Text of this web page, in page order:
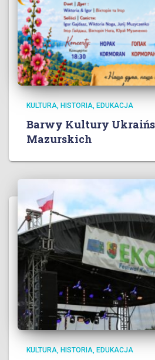
KULTURA, HISTORIA, EDUKACJA
Barwy Kultury
Mazurskich
KULTURA, HISTORIA, EDUKACJA